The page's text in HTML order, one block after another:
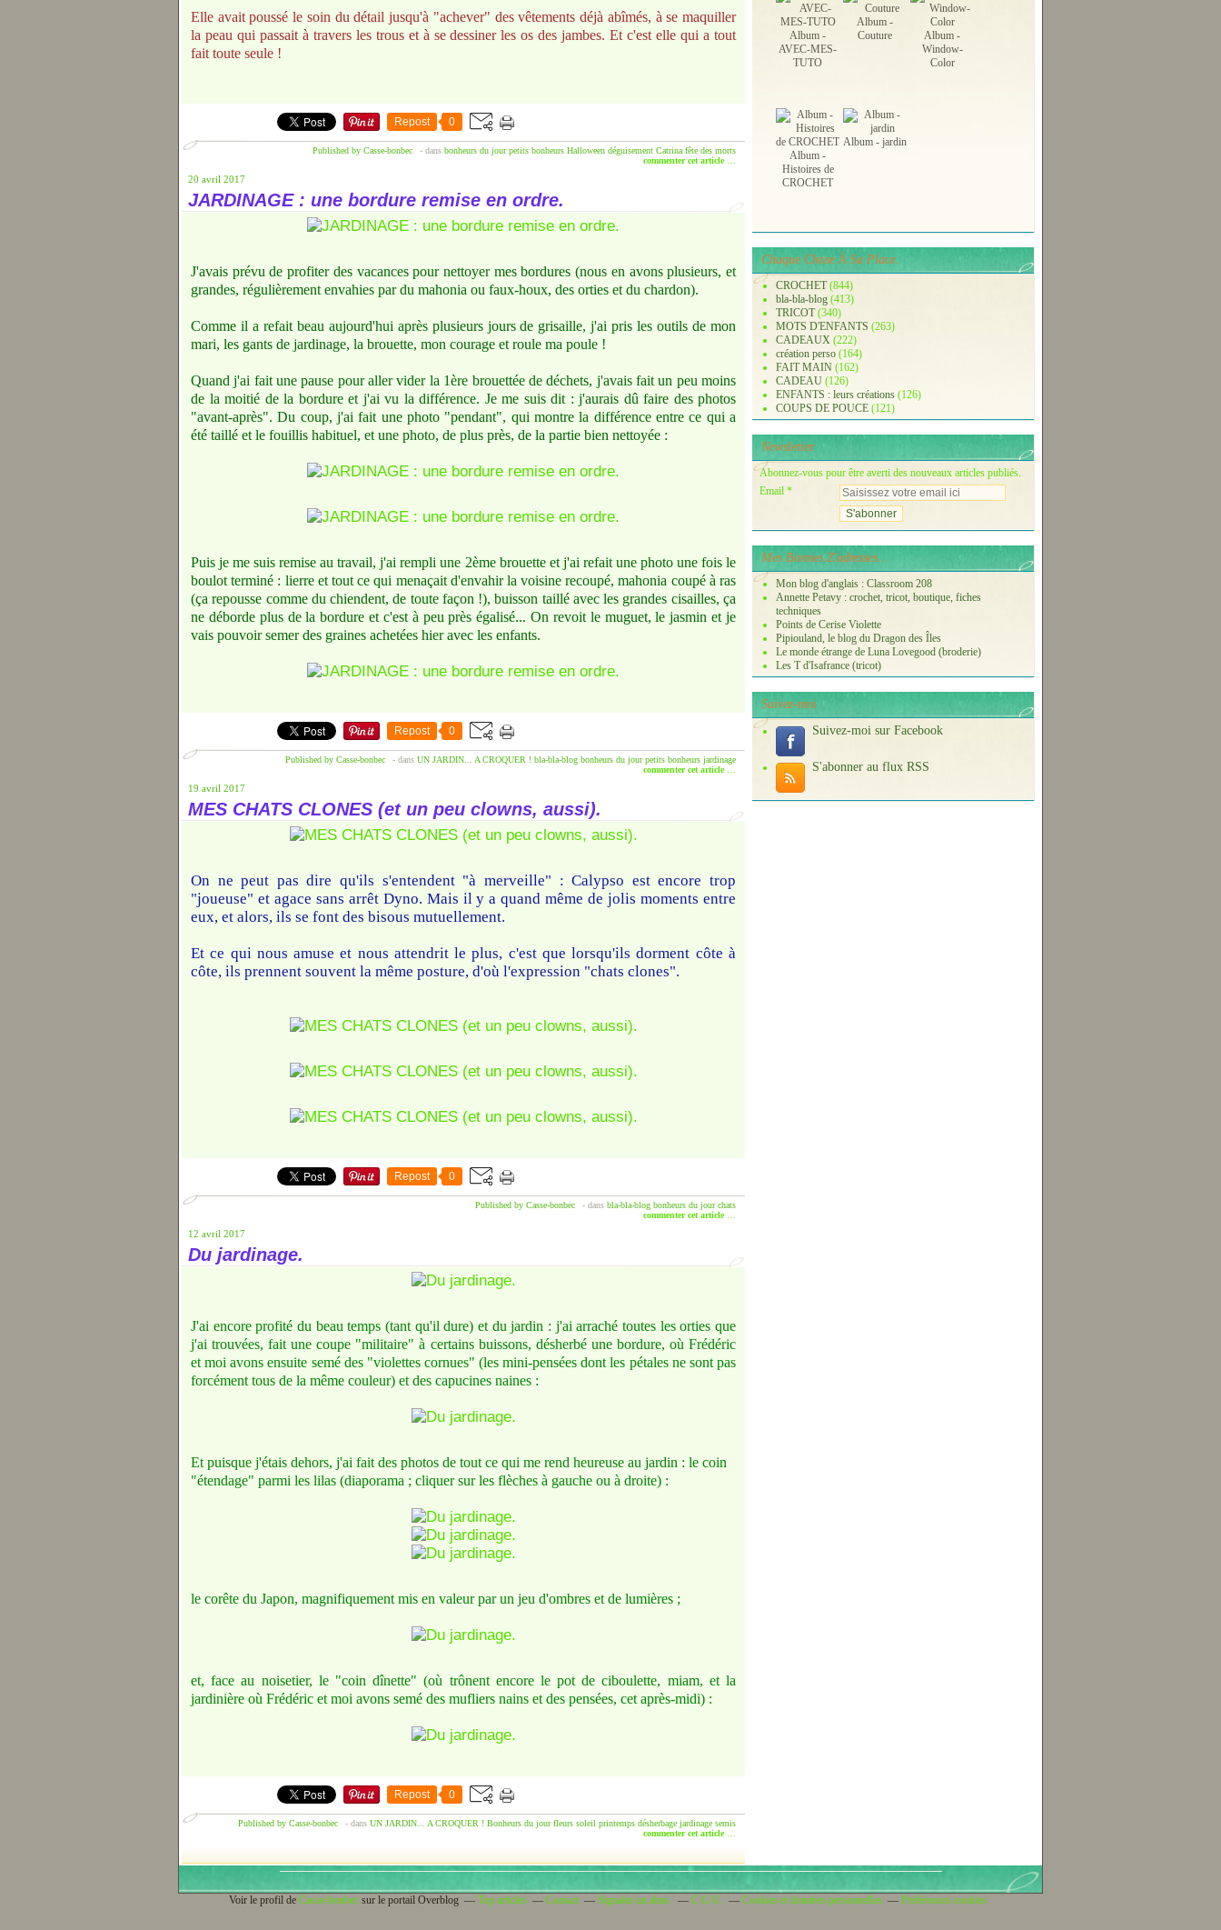
Elle avait poussé le soin du détail jusqu'à "achever" des vêtements déjà abîmés, à se maquiller
la peau qui passait à travers les trous et à se dessiner les os des jambes. Et c'est elle qui a tout
fait toute seule !
Repost 0
Published by Casse-bonbec - dans bonheurs du jour petits bonheurs Halloween déguisement Catrina fête des morts
commenter cet article
20 avril 2017
JARDINAGE : une bordure remise en ordre.
J'avais prévu de profiter des vacances pour nettoyer mes bordures (nous en avons plusieurs, et
grandes, régulièrement envahies par du mahonia ou faux-houx, des orties et du chardon).
Comme il a refait beau aujourd'hui après plusieurs jours de grisaille, j'ai pris les outils de mon
mari, les gants de jardinage, la brouette, mon courage et roule ma poule !
Quand j'ai fait une pause pour aller vider la 1ère brouettée de déchets, j'avais fait un peu moins
de la moitié de la bordure et j'ai vu la différence. Je me suis dit : j'aurais dû faire des photos
"avant-après". Du coup, j'ai fait une photo "pendant", qui montre la différence entre ce qui a
été taillé et le fouillis habituel, et une photo, de plus près, de la partie bien nettoyée :
Puis je me suis remise au travail, j'ai rempli une 2ème brouette et j'ai refait une photo une fois le
boulot terminé : lierre et tout ce qui menaçait d'envahir la voisine recoupé, mahonia coupé à ras
(ça repousse comme du chiendent, de toute façon !), buisson taillé avec les grandes cisailles, ça
ne déborde plus de la bordure et c'est à peu près égalisé... On revoit le muguet, le jasmin et je
vais pouvoir semer des graines achetées hier avec les enfants.
Repost 0
Published by Casse-bonbec - dans UN JARDIN... A CROQUER ! bla-bla-blog bonheurs du jour petits bonheurs jardinage
commenter cet article
19 avril 2017
MES CHATS CLONES (et un peu clowns, aussi).
On ne peut pas dire qu'ils s'entendent "à merveille" : Calypso est encore trop
"joueuse" et agace sans arrêt Dyno. Mais il y a quand même de jolis moments entre
eux, et alors, ils se font des bisous mutuellement.
Et ce qui nous amuse et nous attendrit le plus, c'est que lorsqu'ils dorment côte à
côte, ils prennent souvent la même posture, d'où l'expression "chats clones".
Repost 0
Published by Casse-bonbec - dans bla-bla-blog bonheurs du jour chats
commenter cet article
12 avril 2017
Du jardinage.
J'ai encore profité du beau temps (tant qu'il dure) et du jardin : j'ai arraché toutes les orties que
j'ai trouvées, fait une coupe "militaire" à certains buissons, désherbé une bordure, où Frédéric
et moi avons ensuite semé des "violettes cornues" (les mini-pensées dont les pétales ne sont pas
forcément tous de la même couleur) et des capucines naines :
Et puisque j'étais dehors, j'ai fait des photos de tout ce qui me rend heureuse au jardin : le coin
"étendage" parmi les lilas (diaporama ; cliquer sur les flèches à gauche ou à droite) :
le corête du Japon, magnifiquement mis en valeur par un jeu d'ombres et de lumières ;
et, face au noisetier, le "coin dînette" (où trônent encore le pot de ciboulette, miam, et la
jardinière où Frédéric et moi avons semé des mufliers nains et des pensées, cet après-midi) :
Repost 0
Published by Casse-bonbec - dans UN JARDIN... A CROQUER ! Bonheurs du jour fleurs soleil printemps désherbage jardinage semis
commenter cet article
Album -
AVEC-MES-
TUTO
Album -
Couture
Album -
Window-
Color
Album -
Histoires de
CROCHET
Album - jardin
Chaque Chose À Sa Place.
CROCHET(844)
bla-bla-blog (413)
TRICOT(340)
MOTS D'ENFANTS (263)
CADEAUX (222)
création perso (164)
FAIT MAIN (162)
CADEAU (126)
ENFANTS : leurs créations (126)
COUPS DE POUCE (121)
Newsletter
Abonnez-vous pour être averti des nouveaux articles publiés.
Email
Mes Bonnes Z'adresses...
Mon blog d'anglais : Classroom 208
Annette Petavy : crochet, tricot, boutique, fiches
techniques
Points de Cerise Violette
Pipiouland, le blog du Dragon des Îles
Le monde étrange de Luna Lovegood (broderie)
Les T d'Isafrance (tricot)
Suivez-moi
Suivez-moi sur Facebook
S'abonner au flux RSS
Voir le profil de Casse-bonbec sur le portail Overblog Top articles Contact Signaler un abus C.G.U. Cookies et données personnelles Préférences cookies